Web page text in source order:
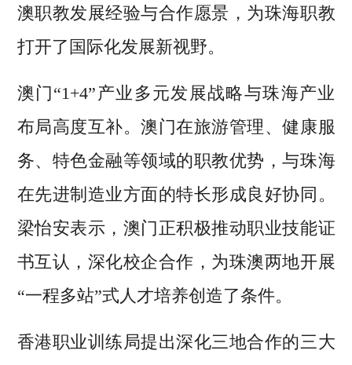
澳职教发展经验与合作愿景，为珠海职教
打开了国际化发展新视野。
澳门“1+4”产业多元发展战略与珠海产业
布局高度互补。澳门在旅游管理、健康服
务、特色金融等领域的职教优势，与珠海
在先进制造业方面的特长形成良好协同。
梁怡安表示，澳门正积极推动职业技能证
书互认，深化校企合作，为珠澳两地开展
“一程多站”式人才培养创造了条件。
香港职业训练局提出深化三地合作的三大